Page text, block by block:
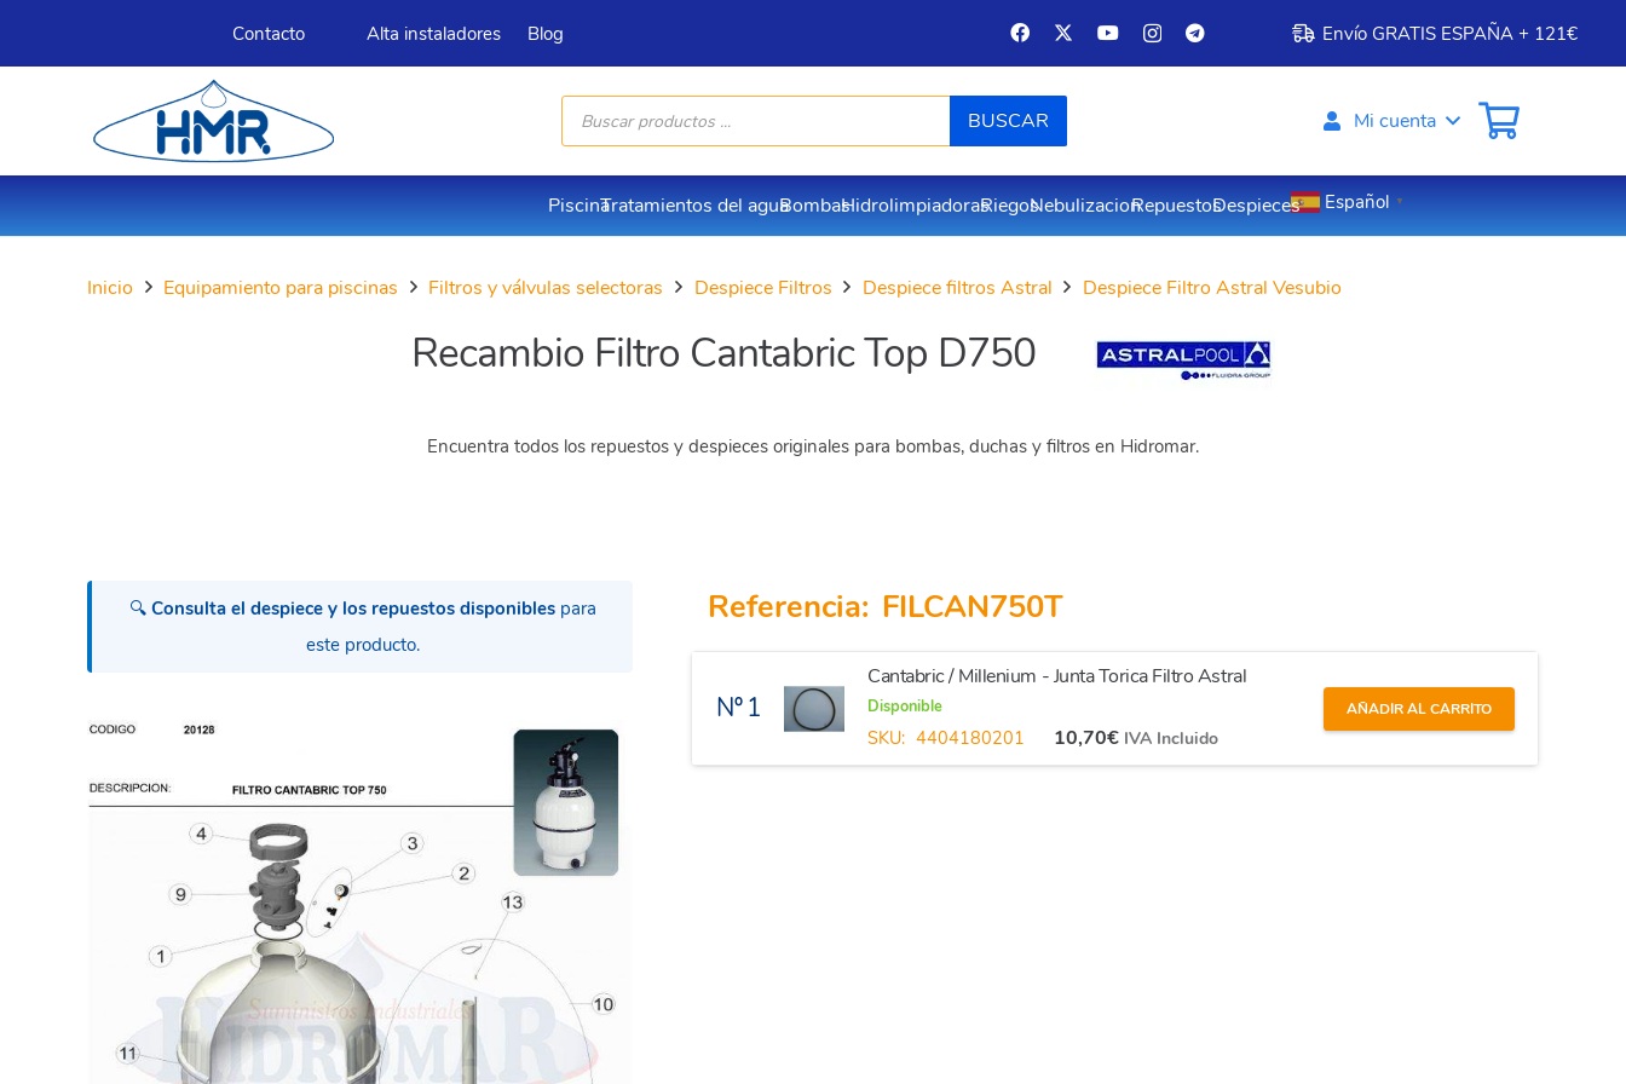
Contacto Alta instaladores Blog Envío GRATIS ESPAÑA + 121€
Búsqueda
productos
BUSCAR Mi cuenta
PiscinaTratamientos del aguaBombasHidrolimpiadorasRiegosNebulizacionRepuestosDespieces Español ▼
Inicio Equipamiento para piscinas Filtros y válvulas selectoras Despiece Filtros Despiece filtros Astral Despiece Filtro Astral Vesubio
Recambio Filtro Cantabric Top D750
Encuentra todos los repuestos y despieces originales para bombas, duchas y filtros en Hidromar.
🔍 Consulta el despiece y los repuestos disponiblespara
este producto.
Referencia: FILCAN750T
Nº 1
Cantabric / Millenium - Junta Torica Filtro Astral
Disponible
SKU: 4404180201 10,70€ IVA Incluido
AÑADIR AL CARRITO